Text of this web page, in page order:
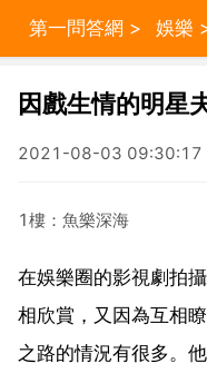
第一問答網 > 娛樂
因戲生情的明星
2021-08-03 09:30:17
1樓：魚樂深海
在娛樂圈的影視劇拍
相欣賞，又因為互相
之路的情況有很多。